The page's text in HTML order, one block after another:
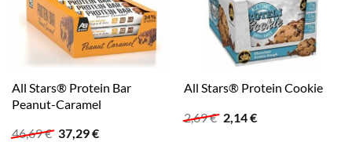
All Stars® Protein Bar
Peanut-Caramel
46,69€ Ursprünglicher
37,29€Aktueller
All Stars® Protein Cookie
2,69€ Ursprünglicher
Preis
2,14€Aktueller